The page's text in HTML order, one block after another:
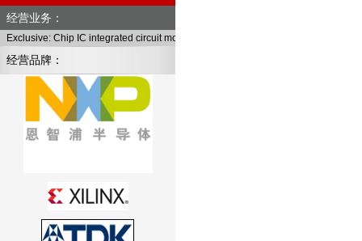
经营业务：
Exclusive: Chip IC integrated circuit module, full series of electronic components
经营品牌：